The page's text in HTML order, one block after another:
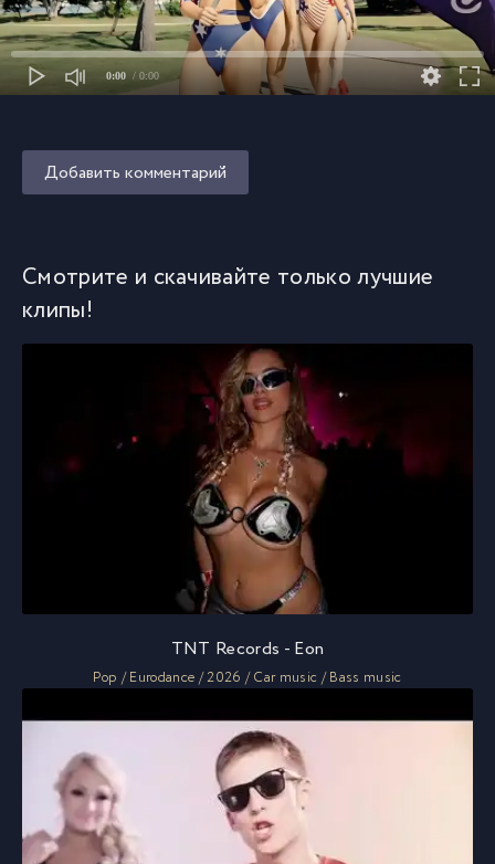
0:00 / 0:00
Добавить комментарий
Смотрите и скачивайте только лучшие
клипы!
TNT Records - Eon
Pop / Eurodance / 2026 / Car music / Bass music